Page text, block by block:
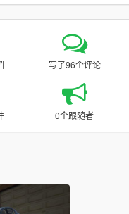
写了96个评论
0个跟随者